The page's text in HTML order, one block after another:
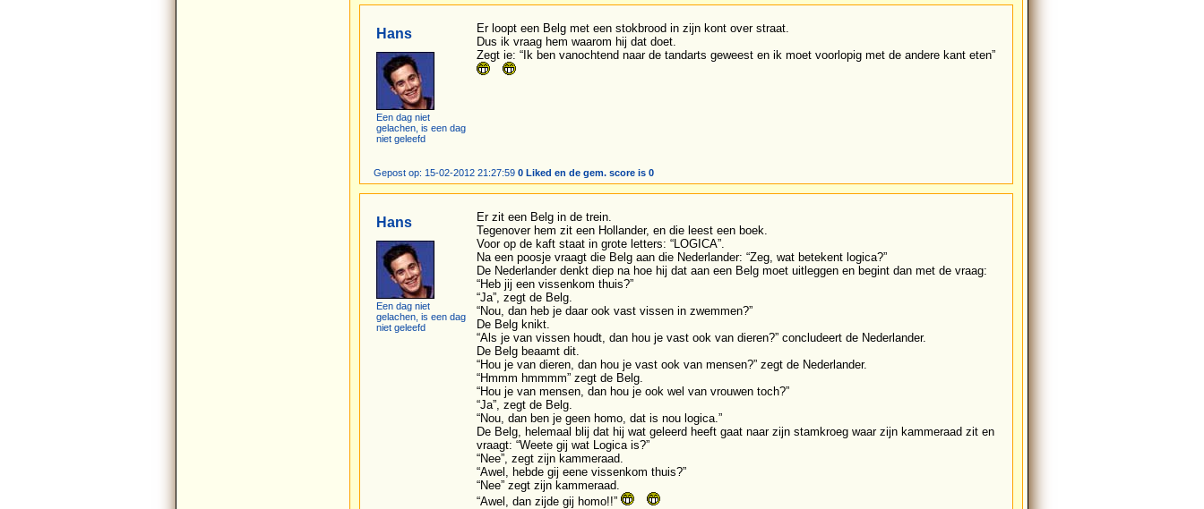
Hans
Een dag niet
gelachen, is een dag
niet geleefd
Er loopt een Belg met een stokbrood in zijn kont over straat.
Dus ik vraag hem waarom hij dat doet.
Zegt ie: “Ik ben vanochtend naar de tandarts geweest en ik moet voorlopig met de andere kant eten”
Gepost op: 15-02-2012 21:27:59 0 Liked en de gem. score is 0
Hans
Een dag niet
gelachen, is een dag
niet geleefd
Er zit een Belg in de trein.
Tegenover hem zit een Hollander, en die leest een boek.
Voor op de kaft staat in grote letters: “LOGICA”.
Na een poosje vraagt die Belg aan die Nederlander: “Zeg, wat betekent logica?”
De Nederlander denkt diep na hoe hij dat aan een Belg moet uitleggen en begint dan met de vraag:
“Heb jij een vissenkom thuis?”
“Ja”, zegt de Belg.
“Nou, dan heb je daar ook vast vissen in zwemmen?”
De Belg knikt.
“Als je van vissen houdt, dan hou je vast ook van dieren?” concludeert de Nederlander.
De Belg beaamt dit.
“Hou je van dieren, dan hou je vast ook van mensen?” zegt de Nederlander.
“Hmmm hmmmm” zegt de Belg.
“Hou je van mensen, dan hou je ook wel van vrouwen toch?”
“Ja”, zegt de Belg.
“Nou, dan ben je geen homo, dat is nou logica.”
De Belg, helemaal blij dat hij wat geleerd heeft gaat naar zijn stamkroeg waar zijn kammeraad zit en
vraagt: “Weete gij wat Logica is?”
“Nee”, zegt zijn kammeraad.
“Awel, hebde gij eene vissenkom thuis?”
“Nee” zegt zijn kammeraad.
“Awel, dan zijde gij homo!!”